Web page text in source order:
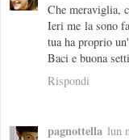
Che meraviglia,
Ieri me la sono
tua ha proprio
Baci e buona
Rispondi
pagnottella lun